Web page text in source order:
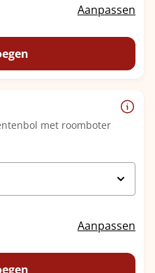
Aanpassen
met roomboter
Aanpassen